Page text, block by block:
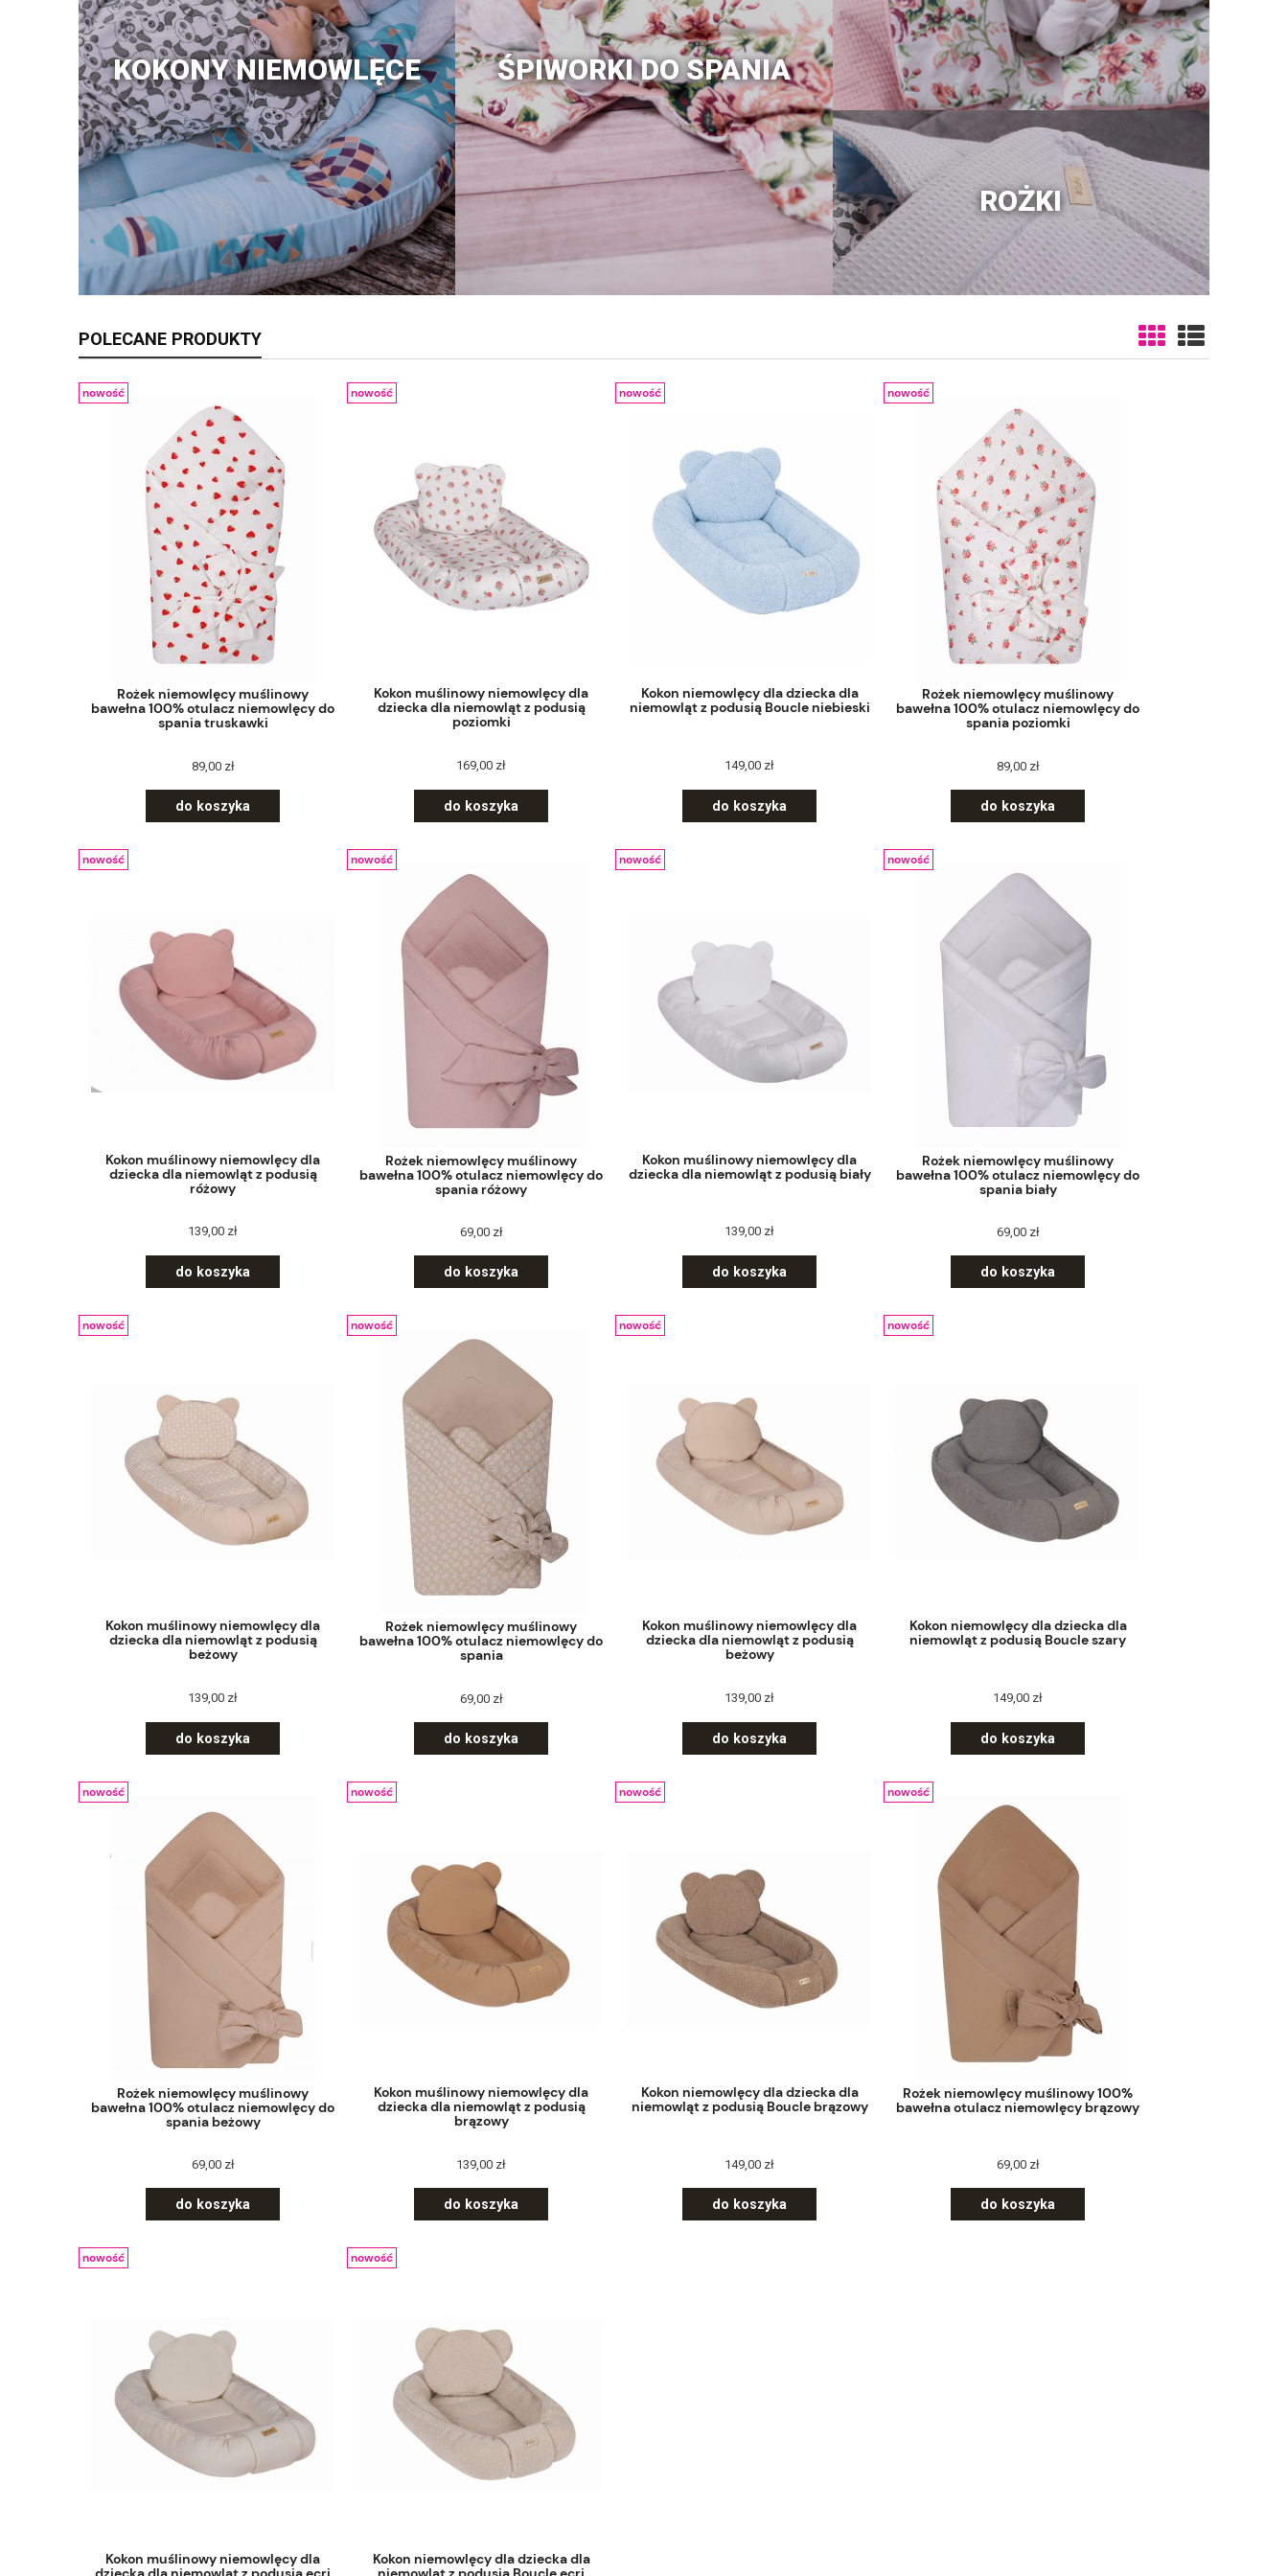
KOKONY NIEMOWLĘCE ŚPIWORKI DO SPANIA
ROŻKI
POLECANE PRODUKTY
Rożek niemowlęcy muślinowy
bawełna 100% otulacz niemowlęcy do
spania truskawki
89,00 zł
do koszyka
nowość
Kokon muślinowy niemowlęcy dla
dziecka dla niemowląt z podusią
poziomki
169,00 zł
do koszyka
nowość
Kokon niemowlęcy dla dziecka dla
niemowląt z podusią Boucle niebieski
149,00 zł
do koszyka
nowość
Rożek niemowlęcy muślinowy
bawełna 100% otulacz niemowlęcy do
spania poziomki
89,00 zł
do koszyka
nowość
Kokon muślinowy niemowlęcy dla
dziecka dla niemowląt z podusią
różowy
139,00 zł
do koszyka
nowość
Rożek niemowlęcy muślinowy
bawełna 100% otulacz niemowlęcy do
spania różowy
69,00 zł
do koszyka
nowość
Kokon muślinowy niemowlęcy dla
dziecka dla niemowląt z podusią biały
139,00 zł
do koszyka
nowość
Rożek niemowlęcy muślinowy
bawełna 100% otulacz niemowlęcy do
spania biały
69,00 zł
do koszyka
nowość
Kokon muślinowy niemowlęcy dla
dziecka dla niemowląt z podusią
beżowy
139,00 zł
do koszyka
nowość
Rożek niemowlęcy muślinowy
bawełna 100% otulacz niemowlęcy do
spania
69,00 zł
do koszyka
nowość
Kokon muślinowy niemowlęcy dla
dziecka dla niemowląt z podusią
beżowy
139,00 zł
do koszyka
nowość
Kokon niemowlęcy dla dziecka dla
niemowląt z podusią Boucle szary
149,00 zł
do koszyka
nowość
Rożek niemowlęcy muślinowy
bawełna 100% otulacz niemowlęcy do
spania beżowy
69,00 zł
do koszyka
nowość
Kokon muślinowy niemowlęcy dla
dziecka dla niemowląt z podusią
brązowy
139,00 zł
do koszyka
nowość
Kokon niemowlęcy dla dziecka dla
niemowląt z podusią Boucle brązowy
149,00 zł
do koszyka
nowość
Rożek niemowlęcy muślinowy 100%
bawełna otulacz niemowlęcy brązowy
69,00 zł
do koszyka
nowość
Kokon muślinowy niemowlęcy dla
nowość
Kokon niemowlęcy dla dziecka dla
nowość